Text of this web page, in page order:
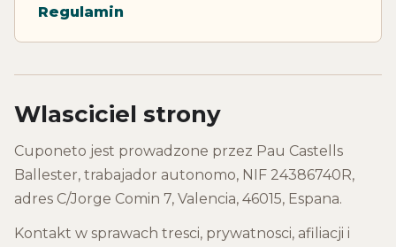
Regulamin
Wlasciciel strony
Cuponeto jest prowadzone przez Pau Castells
Ballester, trabajador autonomo, NIF 24386740R,
adres C/Jorge Comin 7, Valencia, 46015, Espana.
Kontakt w sprawach tresci, prywatnosci, afiliacji i